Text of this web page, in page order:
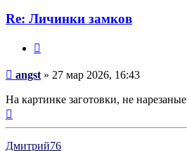
Re: Личинки замков
Сообщение
angst » 27 мар 2026, 16:43
На картинке заготовки, не нарезаные
Дмитрий76